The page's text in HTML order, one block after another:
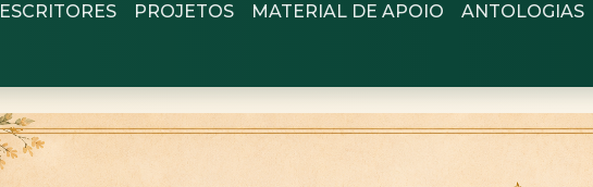
ESCRITORES PROJETOS MATERIAL DE APOIO ANTOLOGIAS